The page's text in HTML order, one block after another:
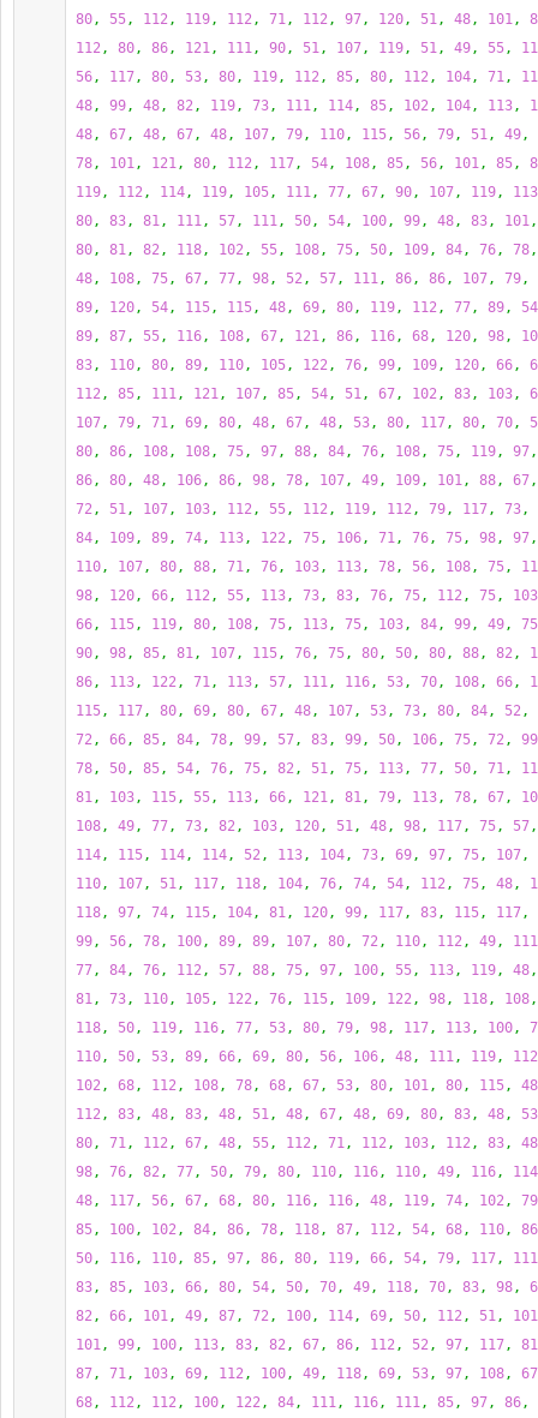
80, 55, 112, 119, 112, 71, 112, 97, 120, 51, 48, 101,
112, 80, 86, 121, 111, 90, 51, 107, 119, 51, 49, 55,
56, 117, 80, 53, 80, 119, 112, 85, 80, 112, 104, 71,
48, 99, 48, 82, 119, 73, 111, 114, 85, 102, 104, 113,
48, 67, 48, 67, 48, 107, 79, 110, 115, 56, 79, 51, 49,
78, 101, 121, 80, 112, 117, 54, 108, 85, 56, 101, 85,
119, 112, 114, 119, 105, 111, 77, 67, 90, 107, 119, 113
80, 83, 81, 111, 57, 111, 50, 54, 100, 99, 48, 83, 101
80, 81, 82, 118, 102, 55, 108, 75, 50, 109, 84, 76, 78
48, 108, 75, 67, 77, 98, 52, 57, 111, 86, 86, 107, 79,
89, 120, 54, 115, 115, 48, 69, 80, 119, 112, 77, 89, 54
89, 87, 55, 116, 108, 67, 121, 86, 116, 68, 120, 98,
83, 110, 80, 89, 110, 105, 122, 76, 99, 109, 120, 66,
112, 85, 111, 121, 107, 85, 54, 51, 67, 102, 83, 103,
107, 79, 71, 69, 80, 48, 67, 48, 53, 80, 117, 80, 70,
80, 86, 108, 108, 75, 97, 88, 84, 76, 108, 75, 119, 97
86, 80, 48, 106, 86, 98, 78, 107, 49, 109, 101, 88, 67
72, 51, 107, 103, 112, 55, 112, 119, 112, 79, 117, 73,
84, 109, 89, 74, 113, 122, 75, 106, 71, 76, 75, 98, 97
110, 107, 80, 88, 71, 76, 103, 113, 78, 56, 108, 75,
98, 120, 66, 112, 55, 113, 73, 83, 76, 75, 112, 75, 103
66, 115, 119, 80, 108, 75, 113, 75, 103, 84, 99, 49, 75
90, 98, 85, 81, 107, 115, 76, 75, 80, 50, 80, 88, 82,
86, 113, 122, 71, 113, 57, 111, 116, 53, 70, 108, 66,
115, 117, 80, 69, 80, 67, 48, 107, 53, 73, 80, 84, 52,
72, 66, 85, 84, 78, 99, 57, 83, 99, 50, 106, 75, 72, 99
78, 50, 85, 54, 76, 75, 82, 51, 75, 113, 77, 50, 71,
81, 103, 115, 55, 113, 66, 121, 81, 79, 113, 78, 67,
108, 49, 77, 73, 82, 103, 120, 51, 48, 98, 117, 75, 57
114, 115, 114, 114, 52, 113, 104, 73, 69, 97, 75, 107,
110, 107, 51, 117, 118, 104, 76, 74, 54, 112, 75, 48,
118, 97, 74, 115, 104, 81, 120, 99, 117, 83, 115, 117,
99, 56, 78, 100, 89, 89, 107, 80, 72, 110, 112, 49, 111
77, 84, 76, 112, 57, 88, 75, 97, 100, 55, 113, 119, 48
81, 73, 110, 105, 122, 76, 115, 109, 122, 98, 118, 108
118, 50, 119, 116, 77, 53, 80, 79, 98, 117, 113, 100,
110, 50, 53, 89, 66, 69, 80, 56, 106, 48, 111, 119, 112
102, 68, 112, 108, 78, 68, 67, 53, 80, 101, 80, 115, 48
112, 83, 48, 83, 48, 51, 48, 67, 48, 69, 80, 83, 48, 53
80, 71, 112, 67, 48, 55, 112, 71, 112, 103, 112, 83, 48
98, 76, 82, 77, 50, 79, 80, 110, 116, 110, 49, 116, 114
48, 117, 56, 67, 68, 80, 116, 116, 48, 119, 74, 102, 79
85, 100, 102, 84, 86, 78, 118, 87, 112, 54, 68, 110, 86
50, 116, 110, 85, 97, 86, 80, 119, 66, 54, 79, 117, 111
83, 85, 103, 66, 80, 54, 50, 70, 49, 118, 70, 83, 98,
82, 66, 101, 49, 87, 72, 100, 114, 69, 50, 112, 51, 101
101, 99, 100, 113, 83, 82, 67, 86, 112, 52, 97, 117, 81
87, 71, 103, 69, 112, 100, 49, 118, 69, 53, 97, 108, 67
68, 112, 112, 100, 122, 84, 111, 116, 111, 85, 97, 86,